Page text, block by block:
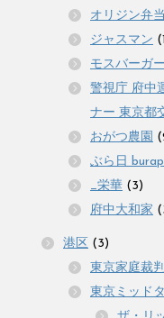
オリジン弁
ジャスマン
モスバーガ
警視庁 府中
ナー 東京都
おがつ農園
ぶら日
_栄華 (3)
府中大和家
港区 (3)
東京家庭裁
東京ミッド